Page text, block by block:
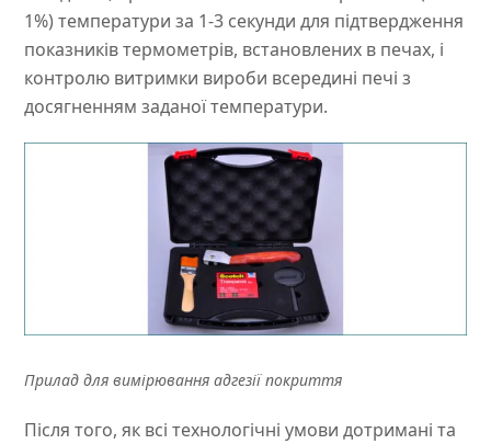
1%) температури за 1-3 секунди для підтвердження
показників термометрів, встановлених в печах, і
контролю витримки вироби всередині печі з
досягненням заданої температури.
Прилад для вимірювання адгезії покриття
Після того, як всі технологічні умови дотримані та